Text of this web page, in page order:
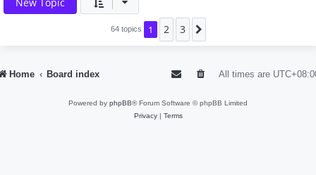
64 topics 1 2 3
Home Board index All times are
Powered by phpBB® Forum Software © phpBB Limited
Privacy| Terms